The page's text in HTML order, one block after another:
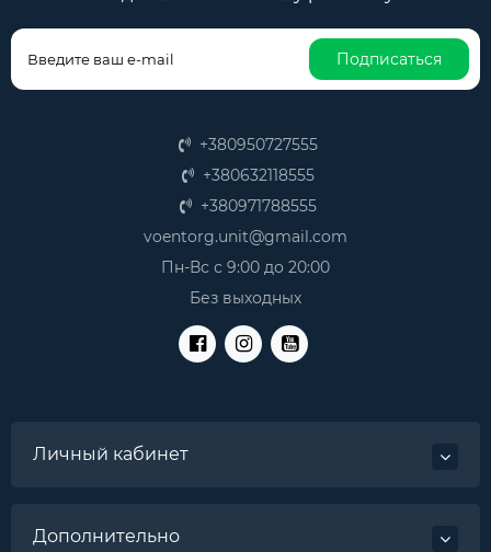
Подписаться
+380950727555
+380632118555
+380971788555
voentorg.unit@gmail.com
Пн-Вс с 9:00 до 20:00
Без выходных
Личный кабинет
Дополнительно